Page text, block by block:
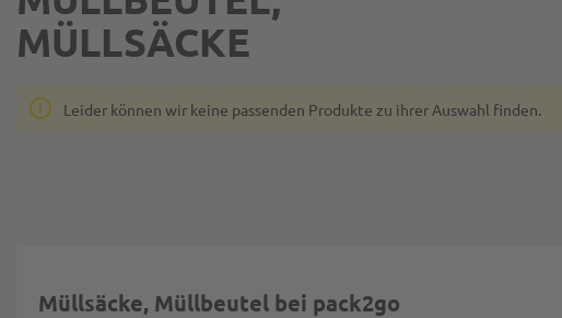
MÜLLSÄCKE
Leider können wir keine passenden Produkte zu ihrer Auswahl finden.
Müllsäcke, Müllbeutel bei pack2go